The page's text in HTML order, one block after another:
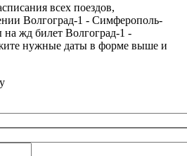
всех поездов,
Волгоград-1 - Симферополь-
жд билет Волгоград-1 -
нужные даты в форме выше и